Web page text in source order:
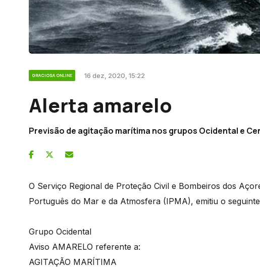
GRACIOSA ONLINE 16 dez, 2020, 15:22
Alerta amarelo
Previsão de agitação marítima nos grupos Ocidental e
O Serviço Regional de Proteção Civil e Bombeiros dos
Português do Mar e da Atmosfera (IPMA), emitiu o
Grupo Ocidental
Aviso AMARELO referente a:
AGITAÇÃO MARÍTIMA